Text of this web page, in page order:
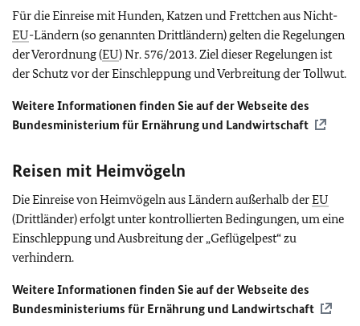
Für die Einreise mit Hunden, Katzen und Frettchen aus Nicht-
EU-Ländern (so genannten Drittländern) gelten die Regelungen
der Verordnung (EU) Nr. 576/2013. Ziel dieser Regelungen ist
der Schutz vor der Einschleppung und Verbreitung der Tollwut.
Weitere Informationen finden Sie auf der Webseite des
Bundesministerium für Ernährung und Landwirtschaft
Reisen mit Heimvögeln
Die Einreise von Heimvögeln aus Ländern außerhalb derEU
(Drittländer) erfolgt unter kontrollierten Bedingungen, um eine
Einschleppung und Ausbreitung der „Geflügelpest“ zu
verhindern.
Weitere Informationen finden Sie auf der Webseite des
Bundesministeriums für Ernährung und Landwirtschaft